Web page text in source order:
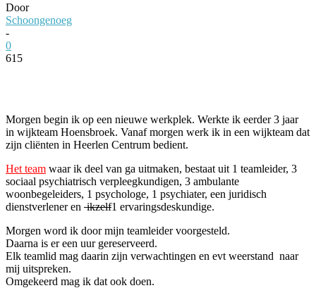
Door
Schoongenoeg
-
0
615
Morgen begin ik op een nieuwe werkplek. Werkte ik eerder 3 jaar
in wijkteam Hoensbroek. Vanaf morgen werk ik in een wijkteam dat
zijn cliënten in Heerlen Centrum bedient.
Het team waar ik deel van ga uitmaken, bestaat uit 1 teamleider, 3
sociaal psychiatrisch verpleegkundigen, 3 ambulante
woonbegeleiders, 1 psychologe, 1 psychiater, een juridisch
dienstverlener en ikzelf1 ervaringsdeskundige.
Morgen word ik door mijn teamleider voorgesteld.
Daarna is er een uur gereserveerd.
Elk teamlid mag daarin zijn verwachtingen en evt weerstand naar
mij uitspreken.
Omgekeerd mag ik dat ook doen.